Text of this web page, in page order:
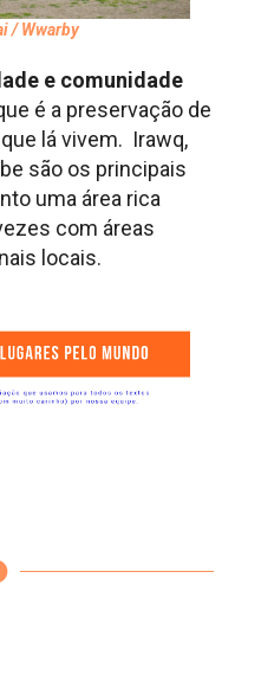
/ Wwarby
e comunidade
é a preservação de
lá vivem. Irawq,
são os principais
uma área rica
com áreas
locais.